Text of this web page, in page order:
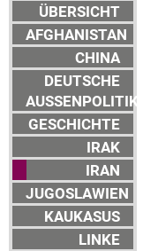
ÜBERSICHT
AFGHANISTAN
CHINA
DEUTSCHE
AUSSENPOLITIK
GESCHICHTE
IRAK
IRAN
JUGOSLAWIEN
KAUKASUS
LINKE